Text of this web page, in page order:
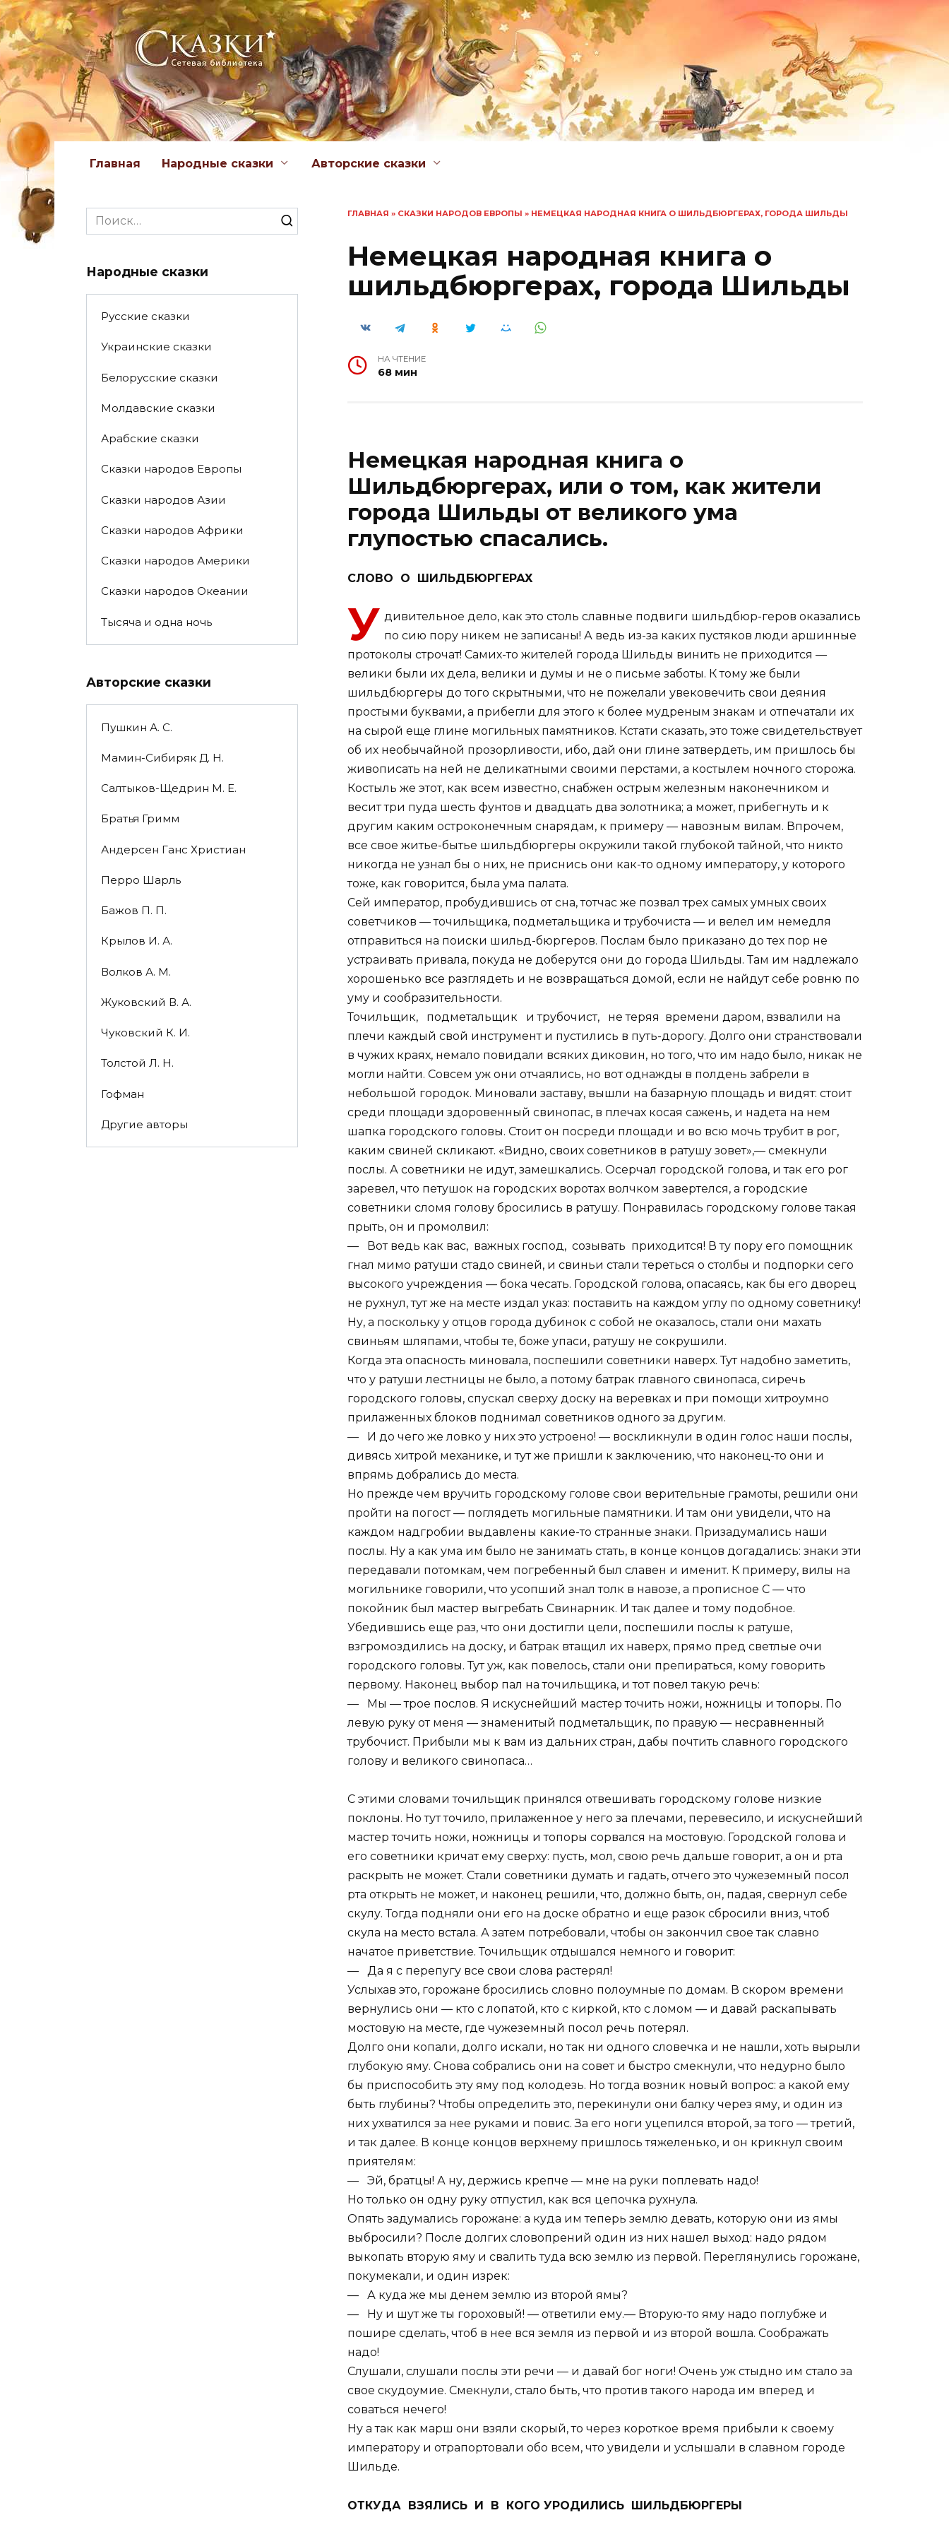
Перейти
к
содержанию
Главная Народные сказки Авторские сказки
ГЛАВНАЯ » СКАЗКИ НАРОДОВ ЕВРОПЫ » НЕМЕЦКАЯ НАРОДНАЯ КНИГА О ШИЛЬДБЮРГЕРАХ, ГОРОДА ШИЛЬДЫ
Немецкая народная книга о
шильдбюргерах, города Шильды
НА ЧТЕНИЕ
68 мин
Немецкая народная книга о
Шильдбюргерах, или о том, как жители
города Шильды от великого ума
глупостью спасались.
СЛОВО О ШИЛЬДБЮРГЕРАХ
У дивительное дело, как это столь славные подвиги шильдбюр-геров оказались
по сию пору никем не записаны! А ведь из-за каких пустяков люди аршинные
протоколы строчат! Самих-то жителей города Шильды винить не приходится —
велики были их дела, велики и думы и не о письме заботы. К тому же были
шильдбюргеры до того скрытными, что не пожелали увековечить свои деяния
простыми буквами, а прибегли для этого к более мудреным знакам и отпечатали их
на сырой еще глине могильных памятников. Кстати сказать, это тоже свидетельствует
об их необычайной прозорливости, ибо, дай они глине затвердеть, им пришлось бы
живописать на ней не деликатными своими перстами, а костылем ночного сторожа.
Костыль же этот, как всем известно, снабжен острым железным наконечником и
весит три пуда шесть фунтов и двадцать два золотника; а может, прибегнуть и к
другим каким остроконечным снарядам, к примеру — навозным вилам. Впрочем,
все свое житье-бытье шильдбюргеры окружили такой глубокой тайной, что никто
никогда не узнал бы о них, не приснись они как-то одному императору, у которого
тоже, как говорится, была ума палата.
Сей император, пробудившись от сна, тотчас же позвал трех самых умных своих
советчиков — точильщика, подметальщика и трубочиста — и велел им немедля
отправиться на поиски шильд-бюргеров. Послам было приказано до тех пор не
устраивать привала, покуда не доберутся они до города Шильды. Там им надлежало
хорошенько все разглядеть и не возвращаться домой, если не найдут себе ровню по
уму и сообразительности.
Точильщик, подметальщик и трубочист, не теряя времени даром, взвалили на
плечи каждый свой инструмент и пустились в путь-дорогу. Долго они странствовали
в чужих краях, немало повидали всяких диковин, но того, что им надо было, никак не
могли найти. Совсем уж они отчаялись, но вот однажды в полдень забрели в
небольшой городок. Миновали заставу, вышли на базарную площадь и видят: стоит
среди площади здоровенный свинопас, в плечах косая сажень, и надета на нем
шапка городского головы. Стоит он посреди площади и во всю мочь трубит в рог,
каким свиней скликают. «Видно, своих советников в ратушу зовет»,— смекнули
послы. А советники не идут, замешкались. Осерчал городской голова, и так его рог
заревел, что петушок на городских воротах волчком завертелся, а городские
советники сломя голову бросились в ратушу. Понравилась городскому голове такая
прыть, он и промолвил:
— Вот ведь как вас, важных господ, созывать приходится! В ту пору его помощник
гнал мимо ратуши стадо свиней, и свиньи стали тереться о столбы и подпорки сего
высокого учреждения — бока чесать. Городской голова, опасаясь, как бы его дворец
не рухнул, тут же на месте издал указ: поставить на каждом углу по одному советнику!
Ну, а поскольку у отцов города дубинок с собой не оказалось, стали они махать
свиньям шляпами, чтобы те, боже упаси, ратушу не сокрушили.
Когда эта опасность миновала, поспешили советники наверх. Тут надобно заметить,
что у ратуши лестницы не было, а потому батрак главного свинопаса, сиречь
городского головы, спускал сверху доску на веревках и при помощи хитроумно
прилаженных блоков поднимал советников одного за другим.
— И до чего же ловко у них это устроено! — воскликнули в один голос наши послы,
дивясь хитрой механике, и тут же пришли к заключению, что наконец-то они и
впрямь добрались до места.
Но прежде чем вручить городскому голове свои верительные грамоты, решили они
пройти на погост — поглядеть могильные памятники. И там они увидели, что на
каждом надгробии выдавлены какие-то странные знаки. Призадумались наши
послы. Ну а как ума им было не занимать стать, в конце концов догадались: знаки эти
передавали потомкам, чем погребенный был славен и именит. К примеру, вилы на
могильнике говорили, что усопший знал толк в навозе, а прописное С — что
покойник был мастер выгребать Свинарник. И так далее и тому подобное.
Убедившись еще раз, что они достигли цели, поспешили послы к ратуше,
взгромоздились на доску, и батрак втащил их наверх, прямо пред светлые очи
городского головы. Тут уж, как повелось, стали они препираться, кому говорить
первому. Наконец выбор пал на точильщика, и тот повел такую речь:
— Мы — трое послов. Я искуснейший мастер точить ножи, ножницы и топоры. По
левую руку от меня — знаменитый подметальщик, по правую — несравненный
трубочист. Прибыли мы к вам из дальних стран, дабы почтить славного городского
голову и великого свинопаса…
С этими словами точильщик принялся отвешивать городскому голове низкие
поклоны. Но тут точило, прилаженное у него за плечами, перевесило, и искуснейший
мастер точить ножи, ножницы и топоры сорвался на мостовую. Городской голова и
его советники кричат ему сверху: пусть, мол, свою речь дальше говорит, а он и рта
раскрыть не может. Стали советники думать и гадать, отчего это чужеземный посол
рта открыть не может, и наконец решили, что, должно быть, он, падая, свернул себе
скулу. Тогда подняли они его на доске обратно и еще разок сбросили вниз, чтоб
скула на место встала. А затем потребовали, чтобы он закончил свое так славно
начатое приветствие. Точильщик отдышался немного и говорит:
— Да я с перепугу все свои слова растерял!
Услыхав это, горожане бросились словно полоумные по домам. В скором времени
вернулись они — кто с лопатой, кто с киркой, кто с ломом — и давай раскапывать
мостовую на месте, где чужеземный посол речь потерял.
Долго они копали, долго искали, но так ни одного словечка и не нашли, хоть вырыли
глубокую яму. Снова собрались они на совет и быстро смекнули, что недурно было
бы приспособить эту яму под колодезь. Но тогда возник новый вопрос: а какой ему
быть глубины? Чтобы определить это, перекинули они балку через яму, и один из
них ухватился за нее руками и повис. За его ноги уцепился второй, за того — третий,
и так далее. В конце концов верхнему пришлось тяжеленько, и он крикнул своим
приятелям:
— Эй, братцы! А ну, держись крепче — мне на руки поплевать надо!
Но только он одну руку отпустил, как вся цепочка рухнула.
Опять задумались горожане: а куда им теперь землю девать, которую они из ямы
выбросили? После долгих словопрений один из них нашел выход: надо рядом
выкопать вторую яму и свалить туда всю землю из первой. Переглянулись горожане,
покумекали, и один изрек:
— А куда же мы денем землю из второй ямы?
— Ну и шут же ты гороховый! — ответили ему.— Вторую-то яму надо поглубже и
пошире сделать, чтоб в нее вся земля из первой и из второй вошла. Соображать
надо!
Слушали, слушали послы эти речи — и давай бог ноги! Очень уж стыдно им стало за
свое скудоумие. Смекнули, стало быть, что против такого народа им вперед и
соваться нечего!
Ну а так как марш они взяли скорый, то через короткое время прибыли к своему
императору и отрапортовали обо всем, что увидели и услышали в славном городе
Шильде.
ОТКУДА ВЗЯЛИСЬ И В КОГО УРОДИЛИСЬ ШИЛЬДБЮРГЕРЫ
Search
for:
Народные сказки
Русские сказки
Украинские сказки
Белорусские сказки
Молдавские сказки
Арабские сказки
Сказки народов Европы
Сказки народов Азии
Сказки народов Африки
Сказки народов Америки
Сказки народов Океании
Тысяча и одна ночь
Авторские сказки
Пушкин А. С.
Мамин-Сибиряк Д. Н.
Салтыков-Щедрин М. Е.
Братья Гримм
Андерсен Ганс Христиан
Перро Шарль
Бажов П. П.
Крылов И. А.
Волков А. М.
Жуковский В. А.
Чуковский К. И.
Толстой Л. Н.
Гофман
Другие авторы